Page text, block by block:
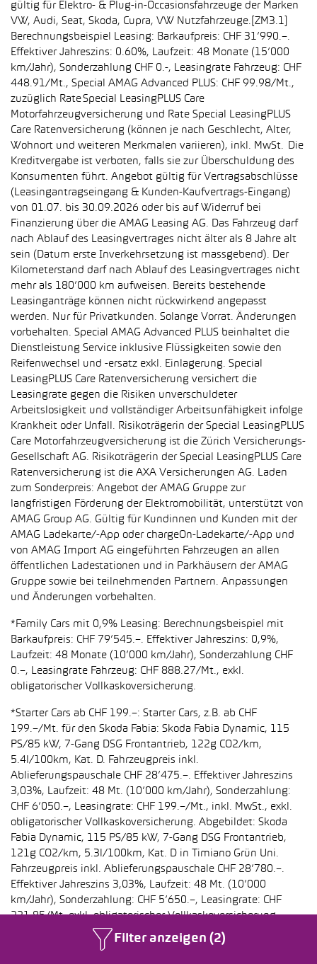
Filter anzeigen (2)
gültig für Elektro- & Plug-in-Occasionsfahrzeuge der Marken
VW, Audi, Seat, Skoda, Cupra, VW Nutzfahrzeuge.[ZM3.1]
Berechnungsbeispiel Leasing: Barkaufpreis: CHF 31’990.–.
Effektiver Jahreszins: 0.60%, Laufzeit: 48 Monate (15’000
km/Jahr), Sonderzahlung CHF 0.-, Leasingrate Fahrzeug: CHF
448.91/Mt., Special AMAG Advanced PLUS: CHF 99.98/Mt.,
zuzüglich Rate Special LeasingPLUS Care
Motorfahrzeugversicherung und Rate Special LeasingPLUS
Care Ratenversicherung (können je nach Geschlecht, Alter,
Wohnort und weiteren Merkmalen variieren), inkl. MwSt. Die
Kreditvergabe ist verboten, falls sie zur Überschuldung des
Konsumenten führt. Angebot gültig für Vertragsabschlüsse
(Leasingantragseingang & Kunden-Kaufvertrags-Eingang)
von 01.07. bis 30.09.2026 oder bis auf Widerruf bei
Finanzierung über die AMAG Leasing AG. Das Fahrzeug darf
nach Ablauf des Leasingvertrages nicht älter als 8 Jahre alt
sein (Datum erste Inverkehrsetzung ist massgebend). Der
Kilometerstand darf nach Ablauf des Leasingvertrages nicht
mehr als 180’000 km aufweisen. Bereits bestehende
Leasinganträge können nicht rückwirkend angepasst
werden. Nur für Privatkunden. Solange Vorrat. Änderungen
vorbehalten. Special AMAG Advanced PLUS beinhaltet die
Dienstleistung Service inklusive Flüssigkeiten sowie den
Reifenwechsel und -ersatz exkl. Einlagerung. Special
LeasingPLUS Care Ratenversicherung versichert die
Leasingrate gegen die Risiken unverschuldeter
Arbeitslosigkeit und vollständiger Arbeitsunfähigkeit infolge
Krankheit oder Unfall. Risikoträgerin der Special LeasingPLUS
Care Motorfahrzeugversicherung ist die Zürich Versicherungs-
Gesellschaft AG. Risikoträgerin der Special LeasingPLUS Care
Ratenversicherung ist die AXA Versicherungen AG. Laden
zum Sonderpreis: Angebot der AMAG Gruppe zur
langfristigen Förderung der Elektromobilität, unterstützt von
AMAG Group AG. Gültig für Kundinnen und Kunden mit der
AMAG Ladekarte/-App oder chargeOn-Ladekarte/-App und
von AMAG Import AG eingeführten Fahrzeugen an allen
öffentlichen Ladestationen und in Parkhäusern der AMAG
Gruppe sowie bei teilnehmenden Partnern. Anpassungen
und Änderungen vorbehalten.
*Family Cars mit 0,9% Leasing: Berechnungsbeispiel mit
Barkaufpreis: CHF 79’545.–. Effektiver Jahreszins: 0,9%,
Laufzeit: 48 Monate (10’000 km/Jahr), Sonderzahlung CHF
0.–, Leasingrate Fahrzeug: CHF 888.27/Mt., exkl.
obligatorischer Vollkaskoversicherung.
*Starter Cars ab CHF 199.–: Starter Cars, z.B. ab CHF
199.–/Mt. für den Skoda Fabia: Skoda Fabia Dynamic, 115
PS/85 kW, 7-Gang DSG Frontantrieb, 122g CO2/km,
5.4l/100km, Kat. D. Fahrzeugpreis inkl.
Ablieferungspauschale CHF 28’475.–. Effektiver Jahreszins
3,03%, Laufzeit: 48 Mt. (10’000 km/Jahr), Sonderzahlung:
CHF 6’050.–, Leasingrate: CHF 199.–/Mt., inkl. MwSt., exkl.
obligatorischer Vollkaskoversicherung. Abgebildet: Skoda
Fabia Dynamic, 115 PS/85 kW, 7-Gang DSG Frontantrieb,
121g CO2/km, 5.3l/100km, Kat. D in Timiano Grün Uni.
Fahrzeugpreis inkl. Ablieferungspauschale CHF 28’780.–.
Effektiver Jahreszins 3,03%, Laufzeit: 48 Mt. (10’000
km/Jahr), Sonderzahlung: CHF 5’650.–, Leasingrate: CHF
221.85/Mt. exkl. obligatorischer Vollkaskoversicherung.
Abgebildet: Volkswagen Golf Trend, 115 PS/85 kW, 7-Gang
Automat DSG Frontantrieb, 124g CO2/km, 5.4l/100km, Kat.